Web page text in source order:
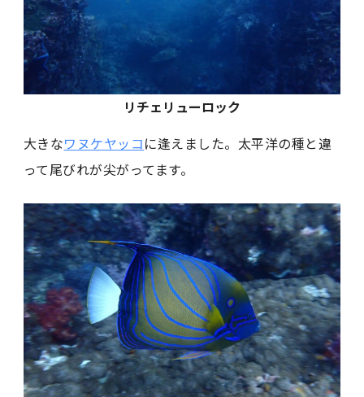
リチェリューロック
大きなワヌケヤッコに逢えました。太平洋の種と違
って尾びれが尖がってます。